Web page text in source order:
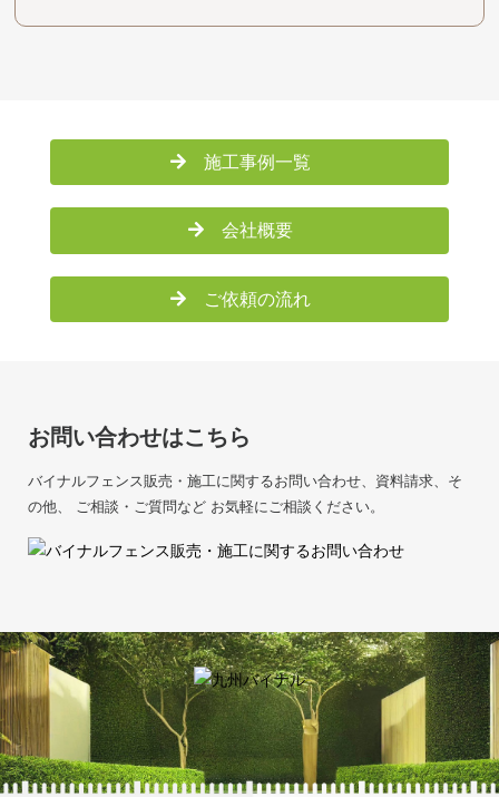
施工事例一覧
会社概要
ご依頼の流れ
お問い合わせはこちら
バイナルフェンス販売・施工に関するお問い合わせ、資料請求、そ
の他、
ご相談・ご質問など お気軽にご相談ください。